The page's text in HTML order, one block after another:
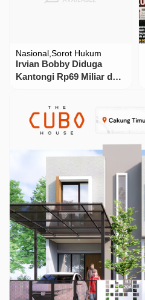
Nasional Sorot Hukum
Irvian Bobby Diduga
Kantongi Rp69 Miliar dari